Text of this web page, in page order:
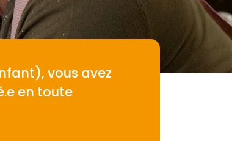
vous avez
en toute